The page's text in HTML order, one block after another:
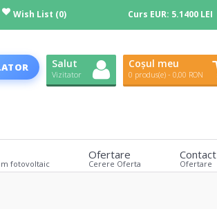
Wish List (0) Curs EUR: 5.1400 LEI
Salut
Vizitator
Coșul meu
0 produs(e) - 0,00 RON
fotovoltaic
Ofertare
Cerere Oferta
Contact
Ofertare